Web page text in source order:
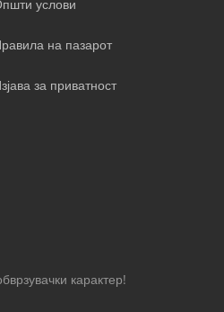
услови
на пазарот
за приватност
карактер!